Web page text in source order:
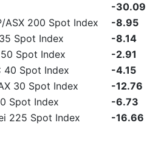
-30.09
ASX 200 Spot Index
-8.95
Spot Index
-8.14
Spot Index
-2.91
40 Spot Index
-4.15
30 Spot Index
-12.76
Spot Index
-6.73
225 Spot Index -16.66